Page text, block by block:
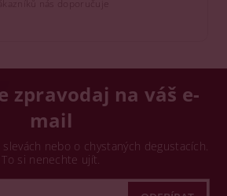
zpravodaj na váš e-
mail
nebo o chystaných degustacích.
To si nenechte ujít.